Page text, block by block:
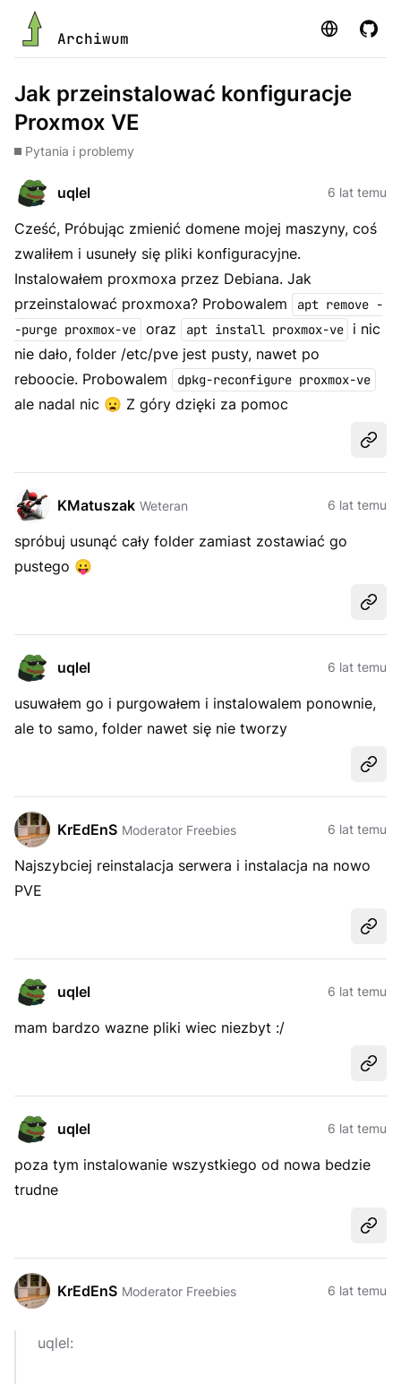
Archiwum Strona
Jak przeinstalować konfiguracje
Proxmox VE
Pytania i problemy
uqlel 6 lat temu
Cześć, Próbując zmienić domene mojej maszyny, coś
zwaliłem i usuneły się pliki konfiguracyjne.
Instalowałem proxmoxa przez Debiana. Jak
przeinstalować proxmoxa? Probowalem
apt remove -
-purge proxmox-ve
oraz apt install proxmox-ve
i nic
nie dało, folder /etc/pve jest pusty, nawet po
reboocie. Probowalem
dpkg-reconfigure proxmox-ve
ale nadal nic 😦 Z góry dzięki za pomoc
KMatuszak Weteran 6 lat temu
spróbuj usunąć cały folder zamiast zostawiać go
pustego 😛
uqlel 6 lat temu
usuwałem go i purgowałem i instalowalem ponownie,
ale to samo, folder nawet się nie tworzy
KrEdEnS Moderator Freebies 6 lat temu
Najszybciej reinstalacja serwera i instalacja na nowo
PVE
uqlel 6 lat temu
mam bardzo wazne pliki wiec niezbyt :/
uqlel 6 lat temu
poza tym instalowanie wszystkiego od nowa bedzie
trudne
KrEdEnS Moderator Freebies 6 lat temu
uqlel: